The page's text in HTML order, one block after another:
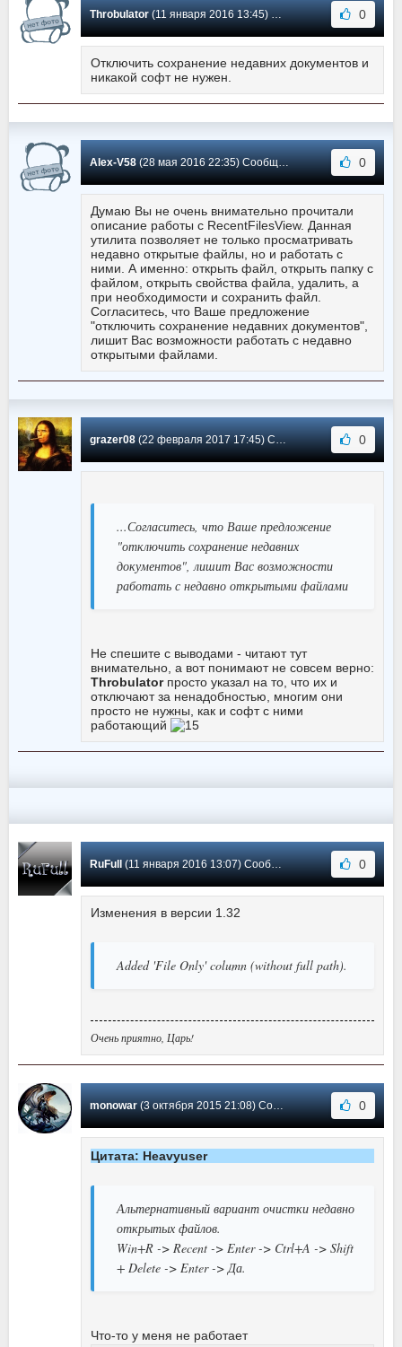
Throbulator(11 января 2016 13:45) Сообщение #9 0
Отключить сохранение недавних документов и
никакой софт не нужен.
Alex-V58(28 мая 2016 22:35) Сообщение #8 0
Думаю Вы не очень внимательно прочитали
описание работы с RecentFilesView. Данная
утилита позволяет не только просматривать
недавно открытые файлы, но и работать с
ними. А именно: открыть файл, открыть папку с
файлом, открыть свойства файла, удалить, а
при необходимости и сохранить файл.
Согласитесь, что Ваше предложение
"отключить сохранение недавних документов",
лишит Вас возможности работать с недавно
открытыми файлами.
grazer08(22 февраля 2017 17:45) Сообщение #7 0
...Согласитесь, что Ваше предложение
"отключить сохранение недавних
документов", лишит Вас возможности
работать с недавно открытыми файлами
Не спешите с выводами - читают тут
внимательно, а вот понимают не совсем верно:
Throbulatorпросто указал на то, что их и
отключают за ненадобностью, многим они
просто не нужны, как и софт с ними
работающий
RuFull (11 января 2016 13:07) Сообщение #6 0
Изменения в версии 1.32
Added 'File Only' column (without full path).
Очень приятно, Царь!
monowar(3 октября 2015 21:08) Сообщение #5 0
Цитата: Heavyuser
Альтернативный вариант очистки недавно
открытых файлов.
Win+R -> Recent -> Enter -> Ctrl+A -> Shift
+ Delete -> Enter -> Да.
Что-то у меня не работает